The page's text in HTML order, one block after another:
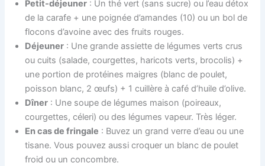
Petit-déjeuner : Un thé vert (sans sucre) ou l’eau détox
de la carafe + une poignée d’amandes (10) ou un bol de
flocons d’avoine avec des fruits rouges.
Déjeuner : Une grande assiette de légumes verts crus
ou cuits (salade, courgettes, haricots verts, brocolis) +
une portion de protéines maigres (blanc de poulet,
poisson blanc, 2 œufs) + 1 cuillère à café d’huile d’olive.
Dîner : Une soupe de légumes maison (poireaux,
courgettes, céleri) ou des légumes vapeur. Très léger.
En cas de fringale : Buvez un grand verre d’eau ou une
tisane. Vous pouvez aussi croquer un blanc de poulet
froid ou un concombre.